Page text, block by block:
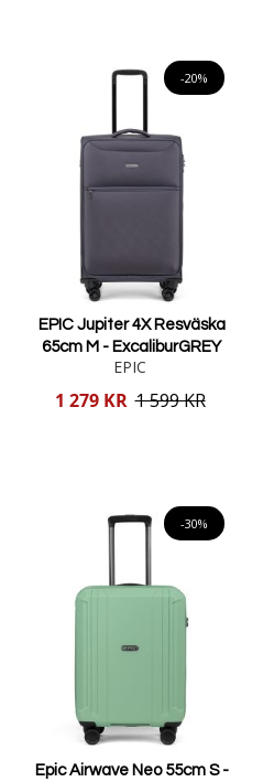
-20%
EPIC Jupiter 4X Resväska
65cm M - ExcaliburGREY
EPIC
Reducerat
1 279 KR 1 599 KR
-30%
Epic Airwave Neo 55cm S -